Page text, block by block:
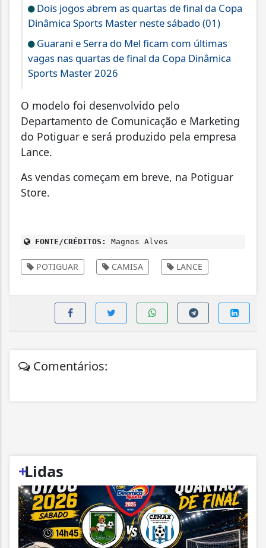
Dois jogos abrem as quartas de final da Copa
Dinâmica Sports Master neste sábado (01)
Guarani e Serra do Mel ficam com últimas
vagas nas quartas de final da Copa Dinâmica
Sports Master 2026
O modelo foi desenvolvido pelo
Departamento de Comunicação e Marketing
do Potiguar e será produzido pela empresa
Lance.
As vendas começam em breve, na Potiguar
Store.
FONTE/CRÉDITOS: Magnos Alves
POTIGUAR CAMISA LANCE
Comentários:
+
Lidas